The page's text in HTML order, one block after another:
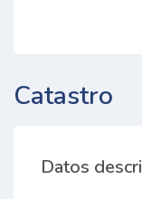
Catastro
Datos